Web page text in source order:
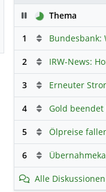
PauseThema
1
2
3
4
5
6
Alle Diskussionen